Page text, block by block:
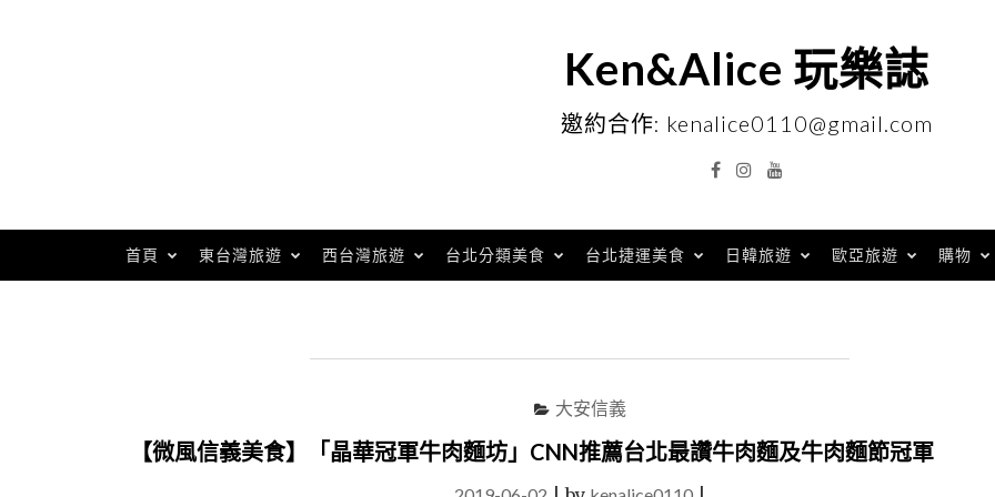
Ken&Alice 玩樂誌
邀約合作: kenalice0110@gmail.com
FacebookInstagramYouTube
首頁 東台灣旅遊 西台灣旅遊 台北分類美食 台北捷運美食 日韓旅遊 歐亞旅遊 購物
大安信義
【微風信義美食】「晶華冠軍牛肉麵坊」CNN推薦台北最讚牛肉麵及牛肉麵節冠軍